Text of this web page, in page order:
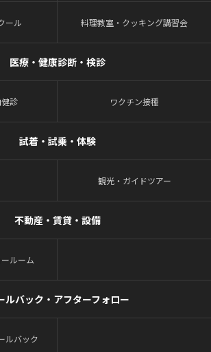
ール 料理教室・クッキング講習会
医療・健康診断・検診
診 ワクチン接種
試着・試乗・体験
観光・ガイドツアー
不動産・賃貸・設備
ルーム
ルバック・アフターフォロー
ルバック